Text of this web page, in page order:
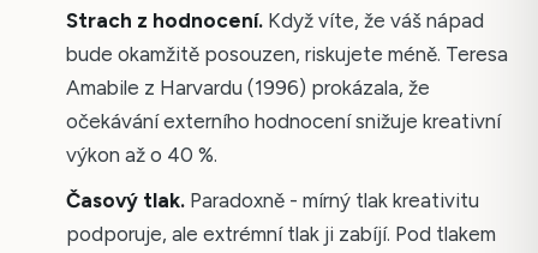
Strach z hodnocení. Když víte, že váš nápad
bude okamžitě posouzen, riskujete méně. Teresa
Amabile z Harvardu (1996) prokázala, že
očekávání externího hodnocení snižuje kreativní
výkon až o 40 %.
Časový tlak. Paradoxně - mírný tlak kreativitu
podporuje, ale extrémní tlak ji zabíjí. Pod tlakem